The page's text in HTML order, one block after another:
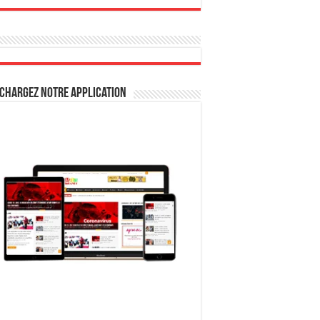
notre Application